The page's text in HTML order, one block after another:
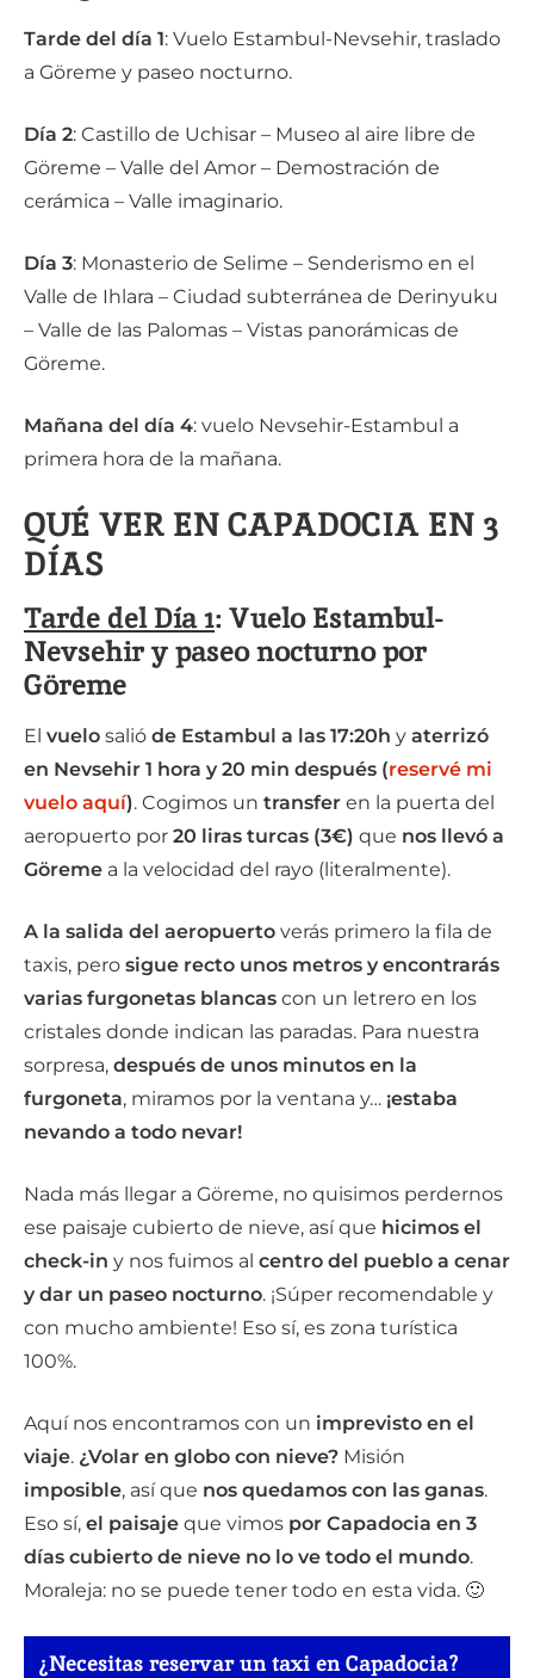
Tarde del día 1: Vuelo Estambul-Nevsehir, traslado
a Göreme y paseo nocturno.
Día 2: Castillo de Uchisar – Museo al aire libre de
Göreme – Valle del Amor – Demostración de
cerámica – Valle imaginario.
Día 3: Monasterio de Selime – Senderismo en el
Valle de Ihlara – Ciudad subterránea de Derinyuku
– Valle de las Palomas – Vistas panorámicas de
Göreme.
Mañana del día 4: vuelo Nevsehir-Estambul a
primera hora de la mañana.
QUÉ VER EN CAPADOCIA EN 3
DÍAS
Tarde del Día 1: Vuelo Estambul-
Nevsehir y paseo nocturno por
Göreme
El vuelo salió de Estambul a las 17:20h y aterrizó
en Nevsehir 1 hora y 20 min después (reservé mi
vuelo aquí). Cogimos un transfer en la puerta del
aeropuerto por 20 liras turcas (3€) que nos llevó a
Göreme a la velocidad del rayo (literalmente).
A la salida del aeropuerto verás primero la fila de
taxis, pero sigue recto unos metros y encontrarás
varias furgonetas blancas con un letrero en los
cristales donde indican las paradas. Para nuestra
sorpresa, después de unos minutos en la
furgoneta, miramos por la ventana y… ¡estaba
nevando a todo nevar!
Nada más llegar a Göreme, no quisimos perdernos
ese paisaje cubierto de nieve, así que hicimos el
check-in y nos fuimos al centro del pueblo a cenar
y dar un paseo nocturno. ¡Súper recomendable y
con mucho ambiente! Eso sí, es zona turística
100%.
Aquí nos encontramos con un imprevisto en el
viaje. ¿Volar en globo con nieve? Misión
imposible, así que nos quedamos con las ganas.
Eso sí, el paisaje que vimos por Capadocia en 3
días cubierto de nieve no lo ve todo el mundo.
Moraleja: no se puede tener todo en esta vida. 🙂
¿Necesitas reservar un taxi en Capadocia?